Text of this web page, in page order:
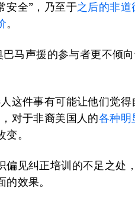
安全”，乃至于之后的非
。
马声援的参与者更不倾
这件事有可能让他们觉得
对于非裔美国人的各种明
。
偏见纠正培训的不足之处
效果。